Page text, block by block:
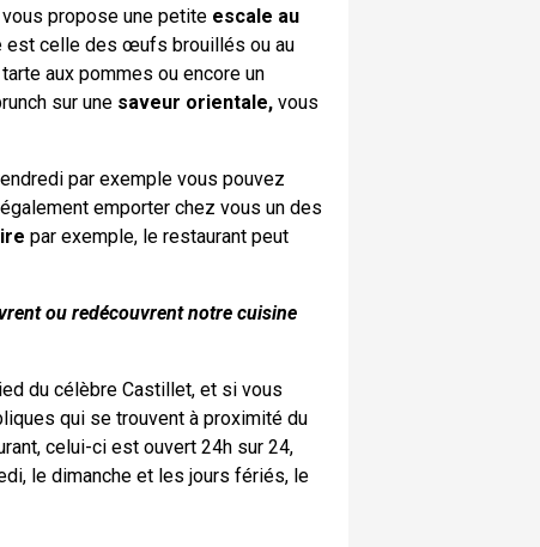
vous propose une petite escale au
est celle des œufs brouillés ou au
aux pommes ou encore un
sur une saveur orientale, vous
par exemple vous pouvez
emporter chez vous un des
par exemple, le restaurant peut
ou redécouvrent notre cuisine
du célèbre Castillet, et si vous
qui se trouvent à proximité du
celui-ci est ouvert 24h sur 24,
le dimanche et les jours fériés, le